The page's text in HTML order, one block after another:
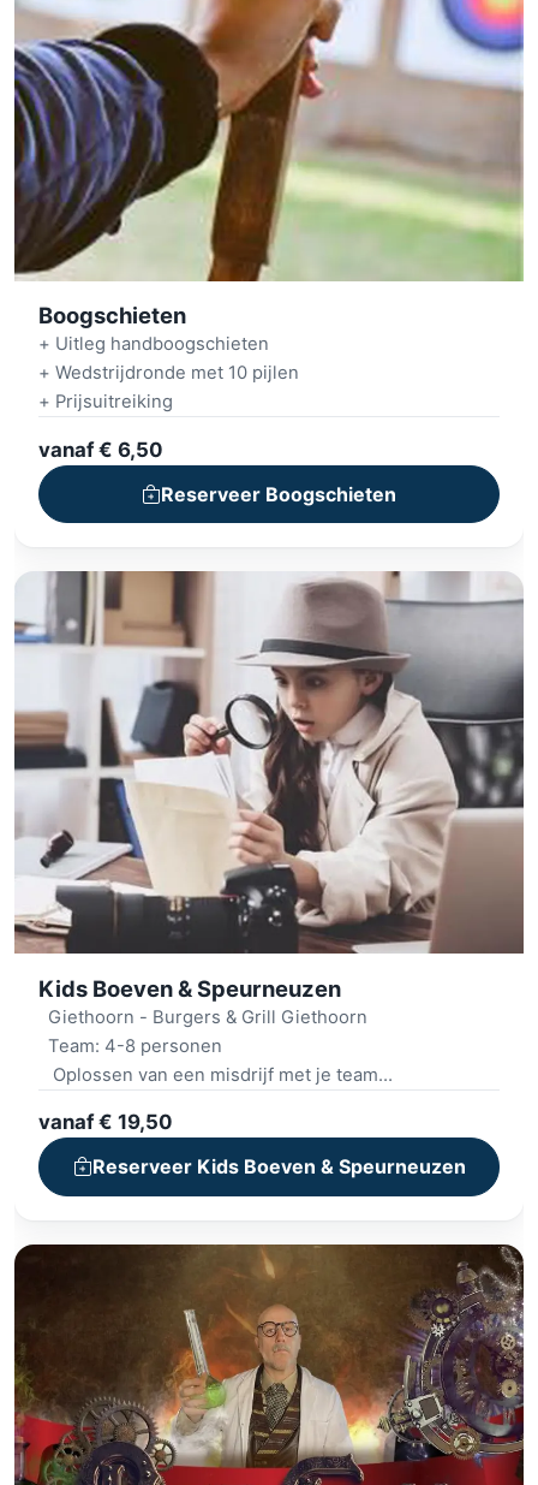
Boogschieten
+ Uitleg handboogschieten
+ Wedstrijdronde met 10 pijlen
+ Prijsuitreiking
vanaf € 6,50
Reserveer Boogschieten
Kids Boeven & Speurneuzen
Giethoorn - Burgers & Grill Giethoorn
Team: 4-8 personen
Oplossen van een misdrijf met je team
Inclusief GameApp en materiaal
vanaf € 19,50
Reserveer Kids Boeven & Speurneuzen